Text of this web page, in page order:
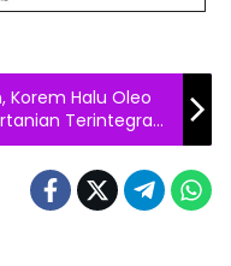
Korem Halu Oleo
Terintegrasi